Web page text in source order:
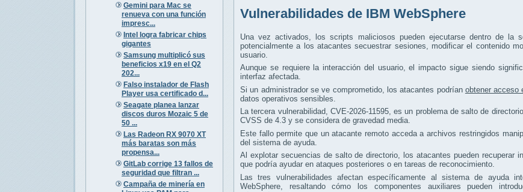
Gemini para Mac se
renueva con una función
impresc...
Intel logra fabricar chips
gigantes
Samsung multiplicó sus
beneficios x19 en el Q2
202...
Falso instalador de Flash
Player usa certificado d...
Seagate planea lanzar
discos duros Mozaic 5 de
50 ...
Las Radeon RX 9070 XT
más baratas son más
propensa...
GitLab corrige 13 fallos de
seguridad que filtran ...
Campaña de minería en
Vulnerabilidades de IBM WebSphere
Una vez activados, los scripts maliciosos pueden ejecutarse dentro de la
potencialmente a los atacantes secuestrar sesiones, modificar el contenido
usuario.
Aunque se requiere la interacción del usuario, el impacto sigue siendo
interfaz afectada.
Si un administrador se ve comprometido, los atacantes podrían obtener acceso
datos operativos sensibles.
La tercera vulnerabilidad, CVE-2026-11595, es un problema de salto de
CVSS de 4.3 y se considera de gravedad media.
Este fallo permite que un atacante remoto acceda a archivos restringidos
del sistema de ayuda.
Al explotar secuencias de salto de directorio, los atacantes pueden recuperar
que podría ayudar en ataques posteriores o en tareas de reconocimiento.
Las tres vulnerabilidades afectan específicamente al sistema de ayuda
WebSphere, resaltando cómo los componentes auxiliares pueden